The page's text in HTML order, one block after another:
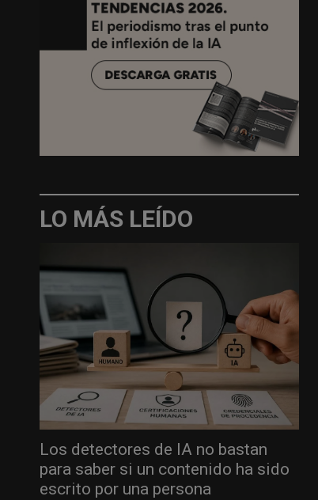
LO MÁS LEÍDO
Los detectores de IA no bastan
para saber si un contenido ha sido
escrito por una persona